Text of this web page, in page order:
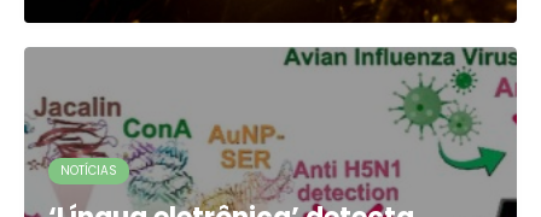
NOTÍCIAS